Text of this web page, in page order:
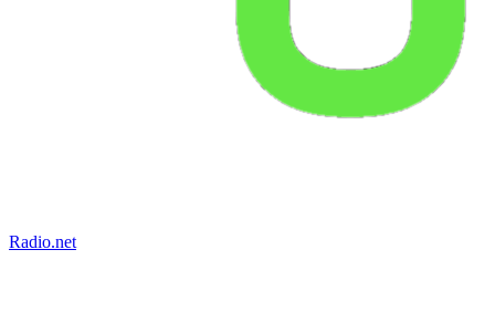
Radio.net